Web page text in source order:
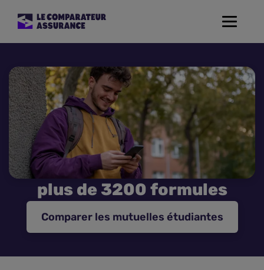
Toggle
Mutuelle Santé
Assurance Moto
Assurance Habitation
Assurance de prêt
Prévoyance
Assurance Animaux
plus de 3200 formules
Comparer les mutuelles étudiantes